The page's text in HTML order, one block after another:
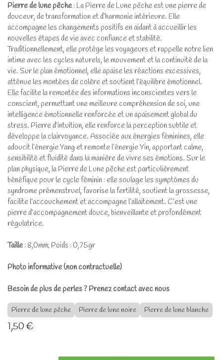
Pierre de lune pêche : La Pierre de Lune pêche est une pierre de
douceur, de transformation et d’harmonie intérieure. Elle
accompagne les changements positifs en aidant à accueillir les
nouvelles étapes de vie avec confiance et stabilité.
Traditionnellement, elle protège les voyageurs et rappelle notre lien
intime avec les cycles naturels, le mouvement et la continuité de la
vie. Sur le plan émotionnel, elle apaise les réactions excessives,
atténue les montées de colère et soutient l’équilibre émotionnel.
Elle facilite la remontée des informations inconscientes vers le
conscient, permettant une meilleure compréhension de soi, une
intelligence émotionnelle renforcée et un apaisement global du
stress. Pierre d’intuition, elle renforce la perception subtile et
développe la clairvoyance. Associée aux énergies féminines, elle
adoucit l’énergie Yang et remonte l’énergie Yin, apportant calme,
sensibilité et fluidité dans la manière de vivre ses émotions. Sur le
plan physique, la Pierre de Lune pêche est particulièrement
bénéfique pour le cycle féminin : elle soulage les symptômes du
syndrome prémenstruel, favorise la fertilité, soutient la grossesse,
facilite l’accouchement et accompagne l’allaitement. C’est une
pierre d’accompagnement douce, bienveillante et profondément
régulatrice.
Taille : 8,0mm; Poids : 0,75gr
Photo informative (non contractuelle)
Besoin de plus de perles ? Prenez contact avec nous
Pierre de lune pêche Pierre de lune noire Pierre de lune blanche
1,50€